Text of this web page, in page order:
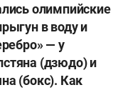
олимпийские
в воду и
— у
(дзюдо) и
(бокс). Как